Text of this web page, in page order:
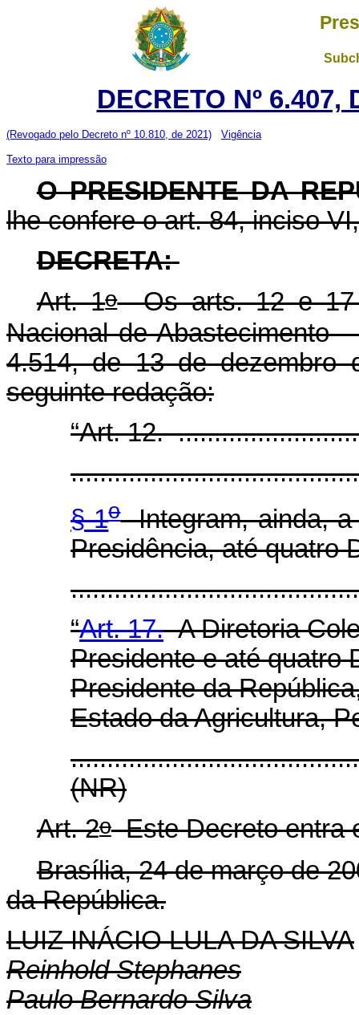
DECRETO Nº 6.407,
(Revogado pelo Decreto nº 10.810, de 2021) Vigência
Texto para impressão
O PRESIDENTE DA
lhe confere o art. 84, inciso
DECRETA:
Art. 1oOs arts. 12 e 17
Nacional de Abastecimento
4.514, de 13 de dezembro
seguinte redação:
“Art. 12.
§ 1oIntegram, ainda, a
Presidência, até quatro
“Art. 17.A Diretoria
Presidente e até quatro
Presidente da
Estado da Agricultura,
(NR)
Art. 2oEste Decreto entra
Brasília, 24 de março de
da República.
LUIZ INÁCIO LULA DA SILVA
Reinhold Stephanes
Paulo Bernardo Silva